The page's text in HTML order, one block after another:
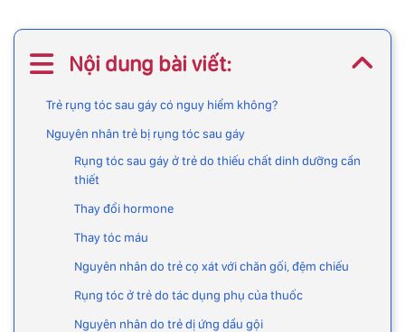
Nội dung bài viết:
Trẻ rụng tóc sau gáy có nguy hiểm không?
Nguyên nhân trẻ bị rụng tóc sau gáy
Rụng tóc sau gáy ở trẻ do thiếu chất dinh dưỡng cần
thiết
Thay đổi hormone
Thay tóc máu
Nguyên nhân do trẻ cọ xát với chăn gối, đệm chiếu
Rụng tóc ở trẻ do tác dụng phụ của thuốc
Nguyên nhân do trẻ dị ứng dầu gội